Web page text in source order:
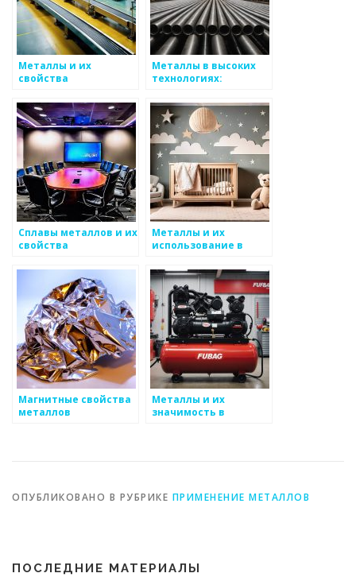
Металлы и их
свойства
Металлы в высоких
технологиях:
перспективы
Сплавы металлов и их
свойства
Металлы и их
использование в
и стартапах
Магнитные свойства
металлов
Металлы и их
значимость в
ОПУБЛИКОВАНО В РУБРИКЕ ПРИМЕНЕНИЕ МЕТАЛЛОВ
ПОСЛЕДНИЕ МАТЕРИАЛЫ